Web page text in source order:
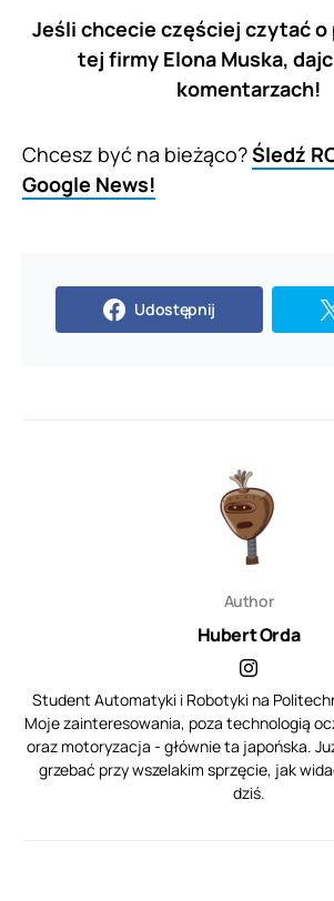
Jeśli chcecie częściej czytać o
tej firmy Elona Muska,
komentarzach!
Chcesz być na bieżąco?Śledź
Google News!
Udostępnij
Author
Hubert Orda
Student Automatyki i Robotyki na
Moje zainteresowania, poza technologią
oraz motoryzacja - głównie ta japońska.
grzebać przy wszelakim sprzęcie, jak
dziś.